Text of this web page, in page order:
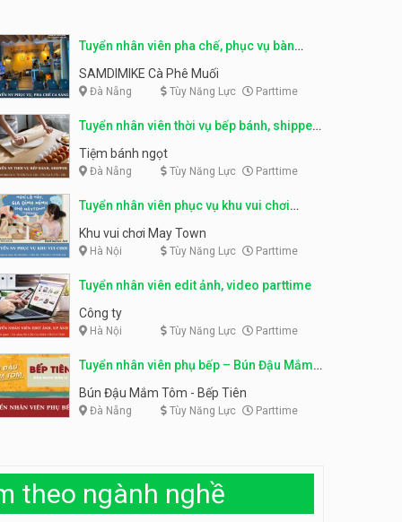
Tuyển nhân viên phục vụ
bàn parttime
Quán ăn, Cafe
hàng shop mỹ phẩm
giữ xe parttime – Kibo Kid
video parttime
phục vụ bàn
tối – quán kem dừa
Quán kem dừa
Tuyển nhân viên phụ quán ăn
Tuyển nhân viên pha chế, phục vụ bàn
parttime
SAMDIMIKE Cà Phê Muối
Đà Nẵng Tùy Năng Lực Parttime
Tuyển nhân viên thời vụ bếp bánh, shipper
parttime
Tiệm bánh ngọt
Đà Nẵng Tùy Năng Lực Parttime
Tuyển nhân viên phục vụ khu vui chơi
parttime linh động
Khu vui chơi May Town
Hà Nội Tùy Năng Lực Parttime
Tuyển nhân viên edit ảnh, video parttime
Công ty
Hà Nội Tùy Năng Lực Parttime
Tuyển nhân viên phụ bếp – Bún Đậu Mắm
Tôm – Bếp Tiên
Bún Đậu Mắm Tôm - Bếp Tiên
Đà Nẵng Tùy Năng Lực Parttime
theo ngành nghề